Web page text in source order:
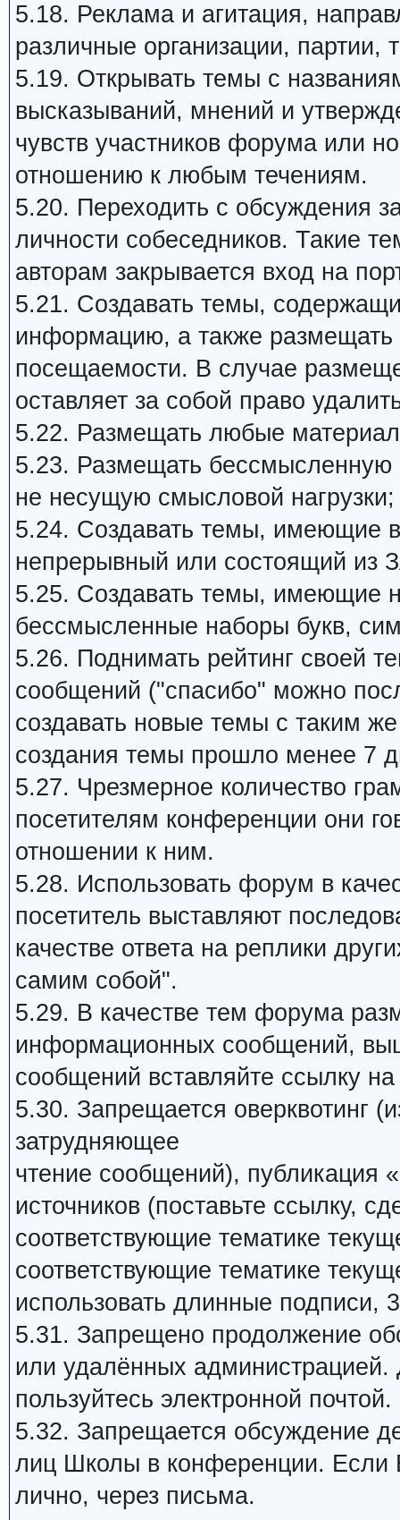
5.18. Реклама и агитация,
различные организации, партии,
5.19. Открывать темы с
высказываний, мнений и
чувств участников форума или
отношению к любым течениям.
5.20. Переходить с обсуждения
личности собеседников. Такие
авторам закрывается вход на
5.21. Создавать темы,
информацию, а также
посещаемости. В случае
оставляет за собой право
5.22. Размещать любые
5.23. Размещать
не несущую смысловой нагрузки;
5.24. Создавать темы, имеющие
непрерывный или состоящий из
5.25. Создавать темы, имеющие
бессмысленные наборы букв,
5.26. Поднимать рейтинг своей
сообщений ("спасибо" можно
создавать новые темы с таким
создания темы прошло менее 7
5.27. Чpезмеpное количество
посетителям конференции они
отношении к ним.
5.28. Использовать форум в
посетитель выставляют
качестве ответа на реплики
самим собой".
5.29. В качестве тем форума
информационных сообщений,
сообщений вставляйте ссылку
5.30. Запрещается оверквотинг
затрудняющее
чтение сообщений), публикация
источников (поставьте ссылку,
соответствующие тематике
соответствующие тематике
использовать длинные подписи,
5.31. Запрещено продолжение
или удалённых
пользуйтесь электронной почтой.
5.32. Запрещается обсуждение
лиц Школы в конференции. Если
лично, через письма.